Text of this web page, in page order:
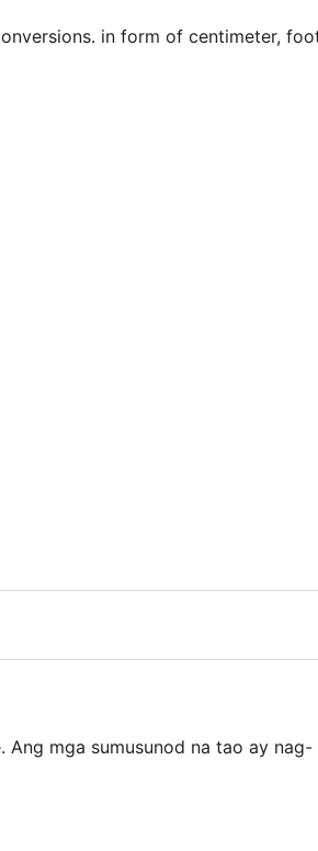
in form of centimeter,
Ang mga sumusunod na tao ay nag-